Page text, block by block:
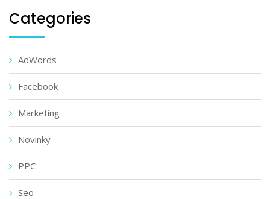
Categories
AdWords
Facebook
Marketing
Novinky
PPC
Seo